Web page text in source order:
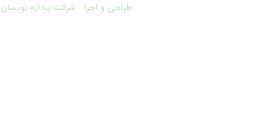
طراحی و اجرا : شرکت پردازه نویسان